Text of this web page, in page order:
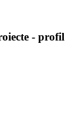
- profil